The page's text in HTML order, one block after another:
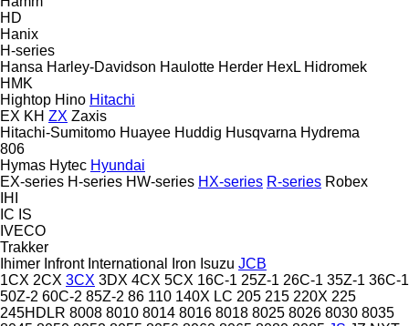
HD
Hanix
H-series
Hansa Harley-Davidson Haulotte Herder HexL Hidromek
HMK
Hightop Hino Hitachi
EX KH ZX Zaxis
Hitachi-Sumitomo Huayee Huddig Husqvarna Hydrema
806
Hymas Hytec Hyundai
EX-series H-series HW-series HX-series R-series Robex
IHI
IC IS
IVECO
Trakker
Ihimer Infront International Iron Isuzu JCB
1CX 2CX 3CX 3DX 4CX 5CX 16C-1 25Z-1 26C-1 35Z-1 36C-1
50Z-2 60C-2 85Z-2 86 110 140X LC 205 215 220X 225
245HDLR 8008 8010 8014 8016 8018 8025 8026 8030 8035